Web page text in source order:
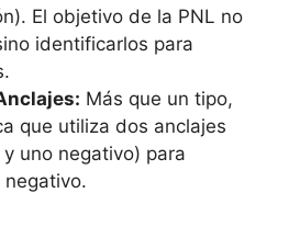
El objetivo de la PNL no
identificarlos para
Más que un tipo,
que utiliza dos anclajes
uno negativo) para
negativo.